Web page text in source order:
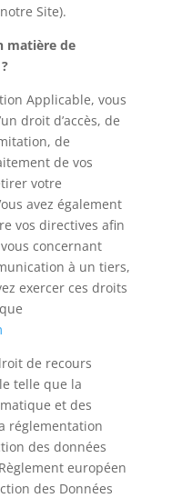
Site).
matière de
Applicable, vous
droit d’accès, de
de
de vos
votre
avez également
vos directives afin
concernant
à un tiers,
exercer ces droits
de recours
telle que la
et des
réglementation
des données
européen
des Données